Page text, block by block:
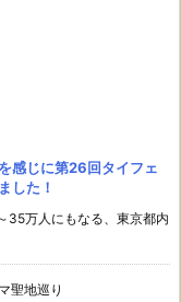
感じに第26回タイフェ
した！
万人にもなる、東京都内
聖地巡り